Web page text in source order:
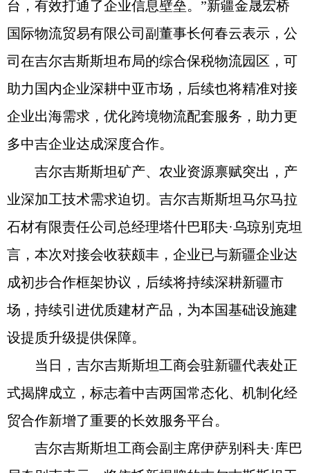
台，有效打通了企业信息壁垒。”新疆金晟宏桥
国际物流贸易有限公司副董事长何春云表示，公
司在吉尔吉斯斯坦布局的综合保税物流园区，可
助力国内企业深耕中亚市场，后续也将精准对接
企业出海需求，优化跨境物流配套服务，助力更
多中吉企业达成深度合作。
吉尔吉斯斯坦矿产、农业资源禀赋突出，产
业深加工技术需求迫切。吉尔吉斯斯坦马尔马拉
石材有限责任公司总经理塔什巴耶夫·乌琼别克坦
言，本次对接会收获颇丰，企业已与新疆企业达
成初步合作框架协议，后续将持续深耕新疆市
场，持续引进优质建材产品，为本国基础设施建
设提质升级提供保障。
当日，吉尔吉斯斯坦工商会驻新疆代表处正
式揭牌成立，标志着中吉两国常态化、机制化经
贸合作新增了重要的长效服务平台。
吉尔吉斯斯坦工商会副主席伊萨别科夫·库巴